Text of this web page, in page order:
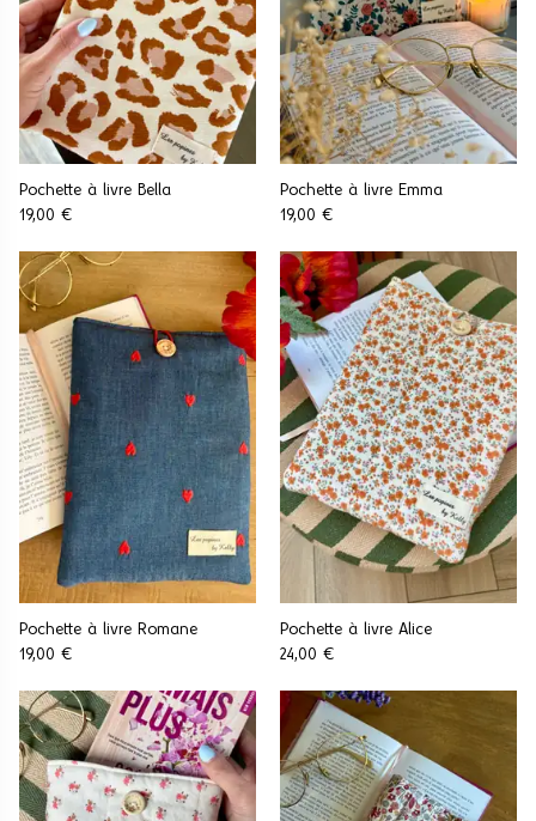
Pochette à livre Bella
19,00 €
Pochette à livre Emma
19,00 €
Pochette à livre Romane
19,00 €
Pochette à livre Alice
24,00 €